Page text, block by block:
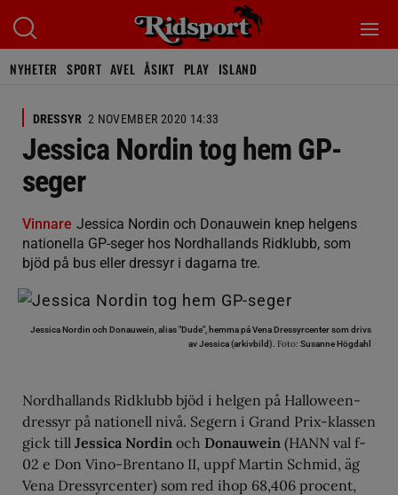
NYHETER SPORT AVEL ÅSIKT PLAY ISLAND
DRESSYR 2 NOVEMBER 2020 14:33
Jessica Nordin tog hem GP-
seger
Vinnare Jessica Nordin och Donauwein knep helgens
nationella GP-seger hos Nordhallands Ridklubb, som
bjöd på bus eller dressyr i dagarna tre.
Jessica Nordin och Donauwein, alias "Dude", hemma på Vena Dressyrcenter som drivs
av Jessica (arkivbild). Foto: Susanne Högdahl
Nordhallands Ridklubb bjöd i helgen på Halloween-
dressyr på nationell nivå. Segern i Grand Prix-klassen
gick till Jessica Nordin och Donauwein (HANN val f-
02 e Don Vino-Brentano II, uppf Martin Schmid, äg
Vena Dressyrcenter) som red ihop 68,406 procent,